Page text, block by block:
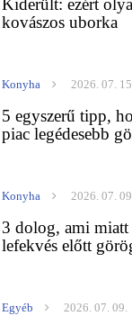
Kiderült: ezért
kovászos uborka
Konyha 2026. 07.
5 egyszerű tipp,
piac legédesebb
Konyha 2026. 07.
3 dolog, ami miatt
lefekvés előtt
Egyéb 2026. 07. 09.